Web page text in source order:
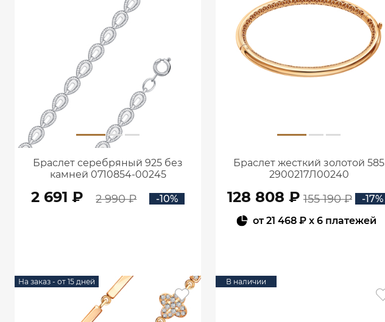
Браслет серебряный 925 без
камней 0710854-00245
2 691 ₽ 2 990 ₽ -10%
Браслет жесткий золотой 585
2900217Л00240
128 808 ₽ 155 190 ₽
-17%
от21 468 ₽ x 6 платежей
На заказ - от 15 дней В наличии